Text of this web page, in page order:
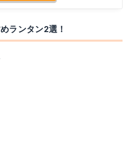
ランタン2選！